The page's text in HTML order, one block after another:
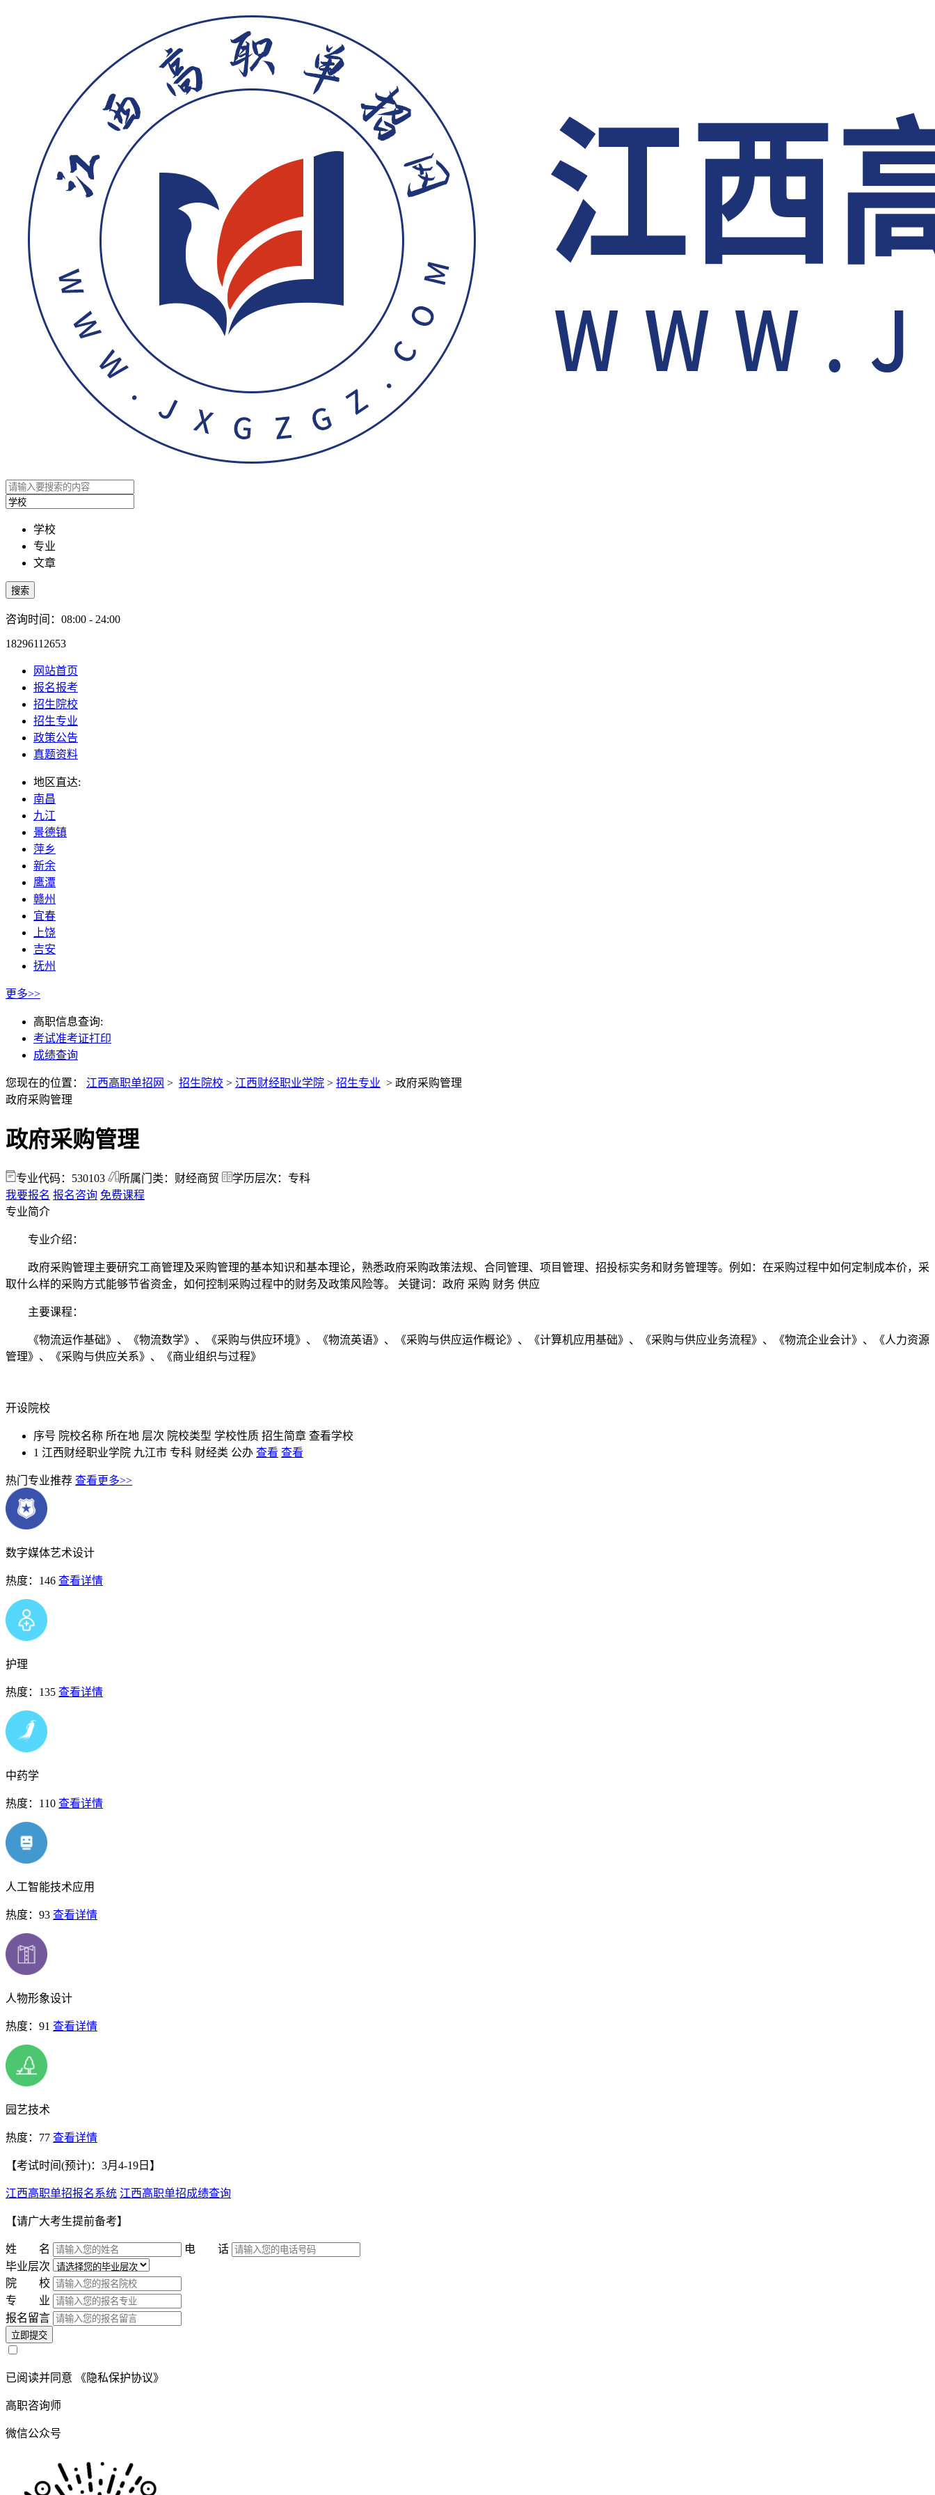
学校
专业
文章
搜索
咨询时间：08:00 - 24:00
18296112653
网站首页
报名报考
招生院校
招生专业
政策公告
真题资料
地区直达:
南昌
九江
景德镇
萍乡
新余
鹰潭
赣州
宜春
上饶
吉安
抚州
更多>>
高职信息查询:
考试准考证打印
成绩查询
您现在的位置： 江西高职单招网 > 招生院校 > 江西财经职业学院 > 招生专业 > 政府采购管理
政府采购管理
政府采购管理
专业代码：530103 所属门类：财经商贸
学历层次：专科
我要报名 报名咨询 免费课程
专业简介
专业介绍：
政府采购管理主要研究工商管理及采购管理的基本知识和基本理论，熟悉政府采购政策法规、合同管理、项目管理、招投标实务和财务管理等。例如：在采购过程中如何定制成本价，采
取什么样的采购方式能够节省资金，如何控制采购过程中的财务及政策风险等。 关键词：政府 采购 财务 供应
主要课程：
《物流运作基础》、《物流数学》、《采购与供应环境》、《物流英语》、《采购与供应运作概论》、《计算机应用基础》、《采购与供应业务流程》、《物流企业会计》、《人力资源
管理》、《采购与供应关系》、《商业组织与过程》
开设院校
序号 院校名称 所在地 层次 院校类型 学校性质 招生简章 查看学校
1 江西财经职业学院 九江市 专科 财经类 公办 查看 查看
热门专业推荐 查看更多>>
数字媒体艺术设计
热度：146 查看详情
护理
热度：135 查看详情
中药学
热度：110 查看详情
人工智能技术应用
热度：93 查看详情
人物形象设计
热度：91 查看详情
园艺技术
热度：77 查看详情
【考试时间(预计)：3月4-19日】
江西高职单招报名系统 江西高职单招成绩查询
【请广大考生提前备考】
姓 名
电 话
毕业层次
院 校
专 业
报名留言
立即提交
已阅读并同意 《隐私保护协议》
高职咨询师
微信公众号